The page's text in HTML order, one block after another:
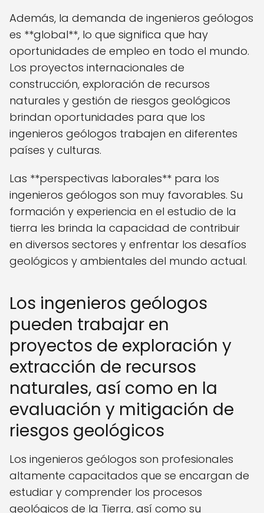
Además, la demanda de ingenieros geólogos
es **global**, lo que significa que hay
oportunidades de empleo en todo el mundo.
Los proyectos internacionales de
construcción, exploración de recursos
naturales y gestión de riesgos geológicos
brindan oportunidades para que los
ingenieros geólogos trabajen en diferentes
países y culturas.
Las **perspectivas laborales** para los
ingenieros geólogos son muy favorables. Su
formación y experiencia en el estudio de la
tierra les brinda la capacidad de contribuir
en diversos sectores y enfrentar los desafíos
geológicos y ambientales del mundo actual.
Los ingenieros geólogos
pueden trabajar en
proyectos de exploración y
extracción de recursos
naturales, así como en la
evaluación y mitigación de
riesgos geológicos
Los ingenieros geólogos son profesionales
altamente capacitados que se encargan de
estudiar y comprender los procesos
geológicos de la Tierra, así como su